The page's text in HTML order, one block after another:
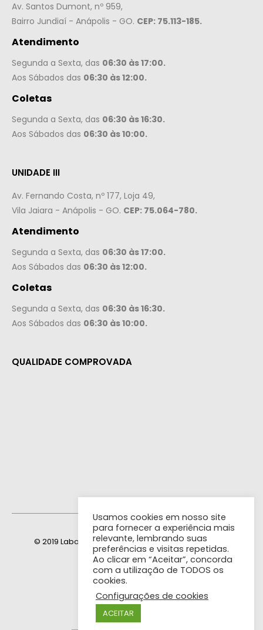
Av. Santos Dumont, nº 959,
Bairro Jundiaí - Anápolis - GO. CEP: 75.113-185.
Atendimento
Segunda a Sexta, das 06:30 às 17:00.
Aos Sábados das 06:30 às 12:00.
Coletas
Segunda a Sexta, das 06:30 às 16:30.
Aos Sábados das 06:30 às 10:00.
UNIDADE III
Av. Fernando Costa, nº 177, Loja 49,
Vila Jaiara - Anápolis - GO. CEP: 75.064-780.
Atendimento
Segunda a Sexta, das 06:30 às 17:00.
Aos Sábados das 06:30 às 12:00.
Coletas
Segunda a Sexta, das 06:30 às 16:30.
Aos Sábados das 06:30 às 10:00.
QUALIDADE COMPROVADA
© 2019 Laboratório Mais Saúde. TODOS OS DIREITOS
RESERVADOS.
Cartões Aceitos
Feito com❤
Usamos cookies em nosso site
para fornecer a experiência mais
relevante, lembrando suas
preferências e visitas repetidas.
Ao clicar em “Aceitar”, concorda
com a utilização de TODOS os
cookies.
Configurações de cookies
ACEITAR